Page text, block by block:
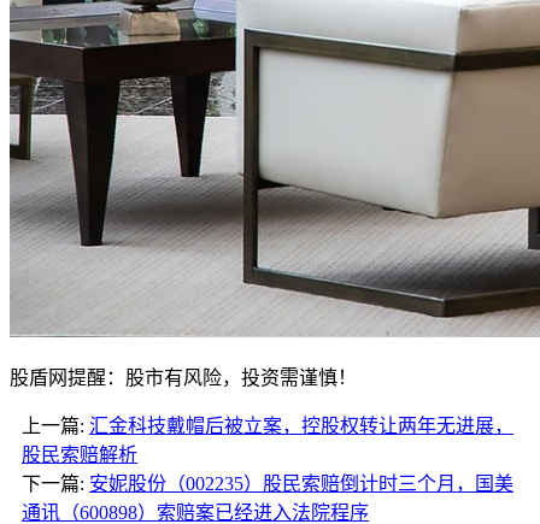
股盾网提醒：股市有风险，投资需谨慎！
上一篇: 汇金科技戴帽后被立案，控股权转让两年无进展，
股民索赔解析
下一篇: 安妮股份（002235）股民索赔倒计时三个月，国美
通讯（600898）索赔案已经进入法院程序